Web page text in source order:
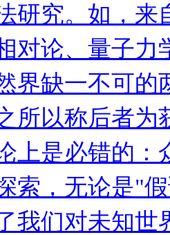
研究。如，来
对论、量子力
界缺一不可的
所以称后者为
上是必错的：
索，无论是"
我们对未知世